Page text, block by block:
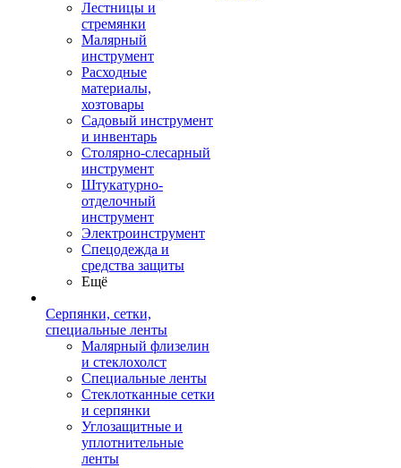
Лестницы и
стремянки
Малярный
инструмент
Расходные
материалы,
хозтовары
Садовый инструмент
и инвентарь
Столярно-слесарный
инструмент
Штукатурно-
отделочный
инструмент
Электроинструмент
Спецодежда и
средства защиты
Ещё
Серпянки, сетки,
специальные ленты
Малярный флизелин
и стеклохолст
Специальные ленты
Стеклотканные сетки
и серпянки
Углозащитные и
уплотнительные
ленты